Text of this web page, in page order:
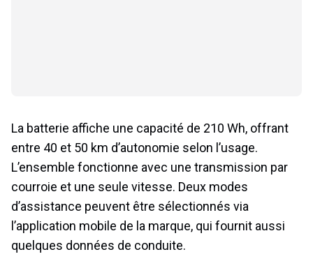
La batterie affiche une capacité de 210 Wh, offrant
entre 40 et 50 km d’autonomie selon l’usage.
L’ensemble fonctionne avec une transmission par
courroie et une seule vitesse. Deux modes
d’assistance peuvent être sélectionnés via
l’application mobile de la marque, qui fournit aussi
quelques données de conduite.